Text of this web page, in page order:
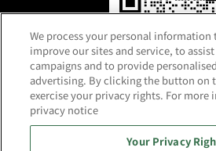
微信咨询
We process your personal information
improve our sites and service, to
campaigns and to provide
advertising. By clicking the button on
exercise your privacy rights. For more
privacy notice
Your Privacy